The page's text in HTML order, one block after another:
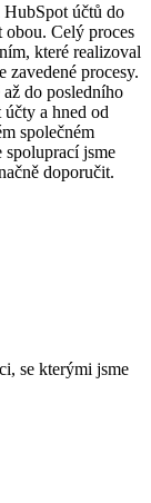
HubSpot účtů do
obou. Celý proces
které realizoval
zavedené procesy.
do posledního
a hned od
společném
jsme
doporučit.
se kterými jsme